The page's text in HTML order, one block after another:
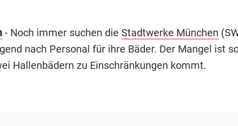
- Noch immer suchen die Stadtwerke München
nach Personal für ihre Bäder. Der Mangel ist
Hallenbädern zu Einschränkungen kommt.